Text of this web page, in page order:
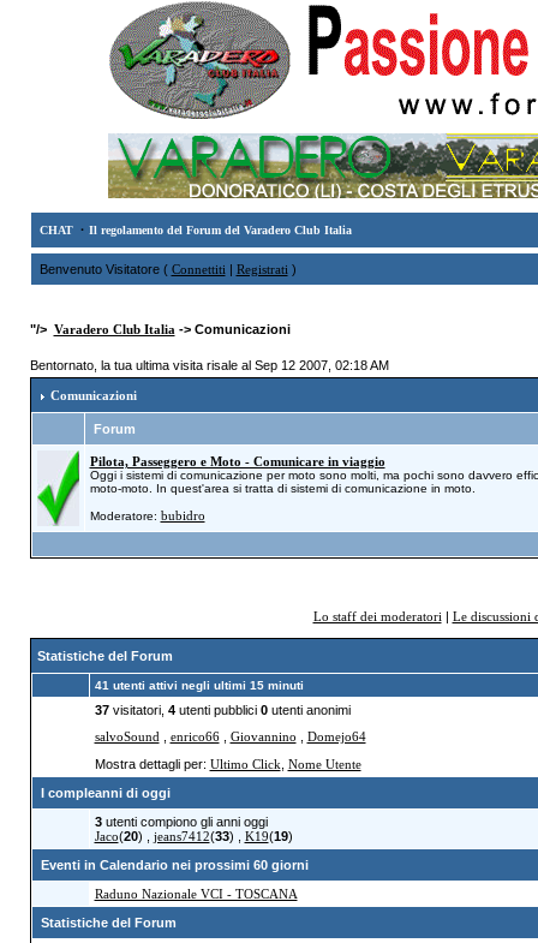
CHAT · Il regolamento del Forum del Varadero Club Italia
Benvenuto Visitatore ( Connettiti | Registrati )
"/> Varadero Club Italia -> Comunicazioni
Bentornato, la tua ultima visita risale al Sep 12 2007, 02:18 AM
Comunicazioni
Forum
Pilota, Passeggero e Moto - Comunicare in viaggio
Oggi i sistemi di comunicazione per moto sono molti, ma pochi sono davvero
moto-moto. In quest'area si tratta di sistemi di comunicazione in moto.
Moderatore: bubidro
Lo staff dei moderatori | Le discussioni
Statistiche del Forum
41 utenti attivi negli ultimi 15 minuti
37visitatori, 4utenti pubblici 0utenti anonimi
salvoSound
enrico66, Giovannino
Domejo64
Mostra dettagli per: Ultimo Click Nome Utente
I compleanni di oggi
3utenti compiono gli anni oggi
Jaco(20) jeans7412(33) K19(19)
Eventi in Calendario nei prossimi 60 giorni
Raduno Nazionale VCI - TOSCANA
Statistiche del Forum